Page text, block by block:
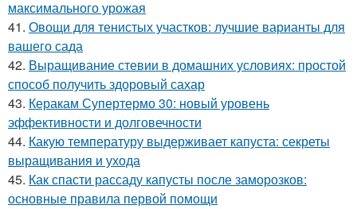
максимального урожая
41. Овощи для тенистых участков: лучшие варианты для
вашего сада
42. Выращивание стевии в домашних условиях: простой
способ получить здоровый сахар
43. Керакам Супертермо 30: новый уровень
эффективности и долговечности
44. Какую температуру выдерживает капуста: секреты
выращивания и ухода
45. Как спасти рассаду капусты после заморозков:
основные правила первой помощи